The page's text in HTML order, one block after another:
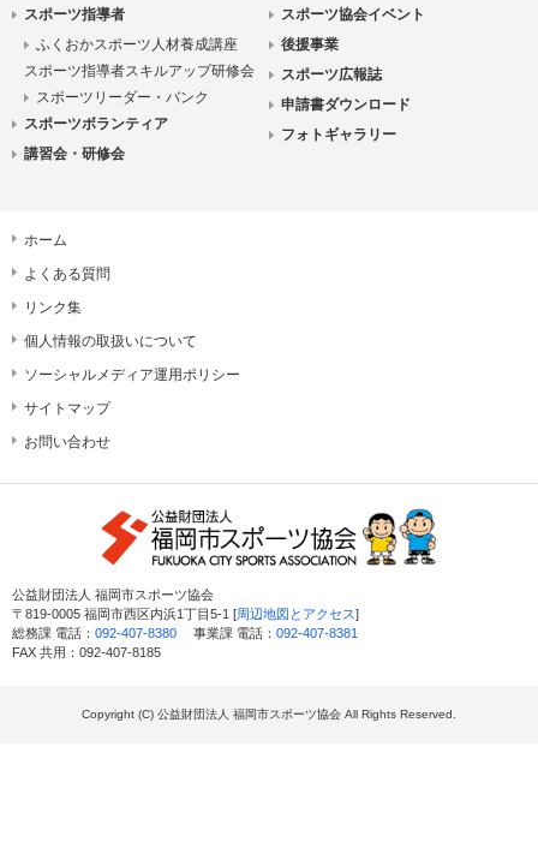
スポーツ指導者
ふくおかスポーツ人材養成講座
スポーツ指導者スキルアップ研修会
スポーツリーダー・バンク
スポーツボランティア
講習会・研修会
スポーツ協会イベント
後援事業
スポーツ広報誌
申請書ダウンロード
フォトギャラリー
ホーム
よくある質問
リンク集
個人情報の取扱いについて
ソーシャルメディア運用ポリシー
サイトマップ
お問い合わせ
公益財団法人 福岡市スポーツ協会
〒819-0005 福岡市西区内浜1丁目5-1 [周辺地図とアクセス]
総務課 電話： 092-407-8380 事業課 電話： 092-407-8381
FAX 共用：092-407-8185
Copyright (C) 公益財団法人 福岡市スポーツ協会 All Rights Reserved.